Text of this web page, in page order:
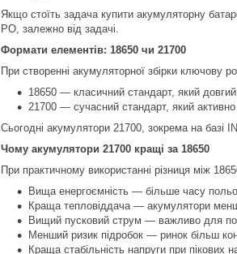
Якщо стоїть задача купити акумуляторну
PO, залежно від задачі.
Формати елементів: 18650 чи 21700
При створенні акумуляторної збірки ключову
18650 — класичний стандарт, який
21700 — сучасний стандарт, який активно
Сьогодні акумулятори 21700, зокрема на
Чому акумулятори 21700 кращі за 18650
При практичному використанні різниця між
Вища енергоємність — більше часу
Краща тепловіддача — акумулятори
Вищий пусковий струм — важливо для
Менший ризик підробок — ринок більш
Краща стабільність напруги при пікових